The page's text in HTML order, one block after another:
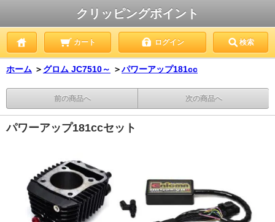
クリッピングポイント
カート ログイン 検索
ホーム ＞ グロム JC7510～ ＞パワーアップ181cc
前の商品へ 次の商品へ
パワーアップ181ccセット